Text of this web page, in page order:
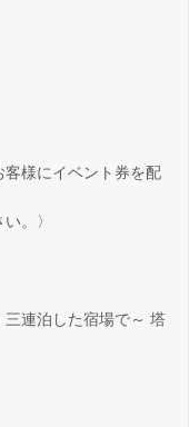
客様にイベント券を配
。〉
三連泊した宿場で～ 塔